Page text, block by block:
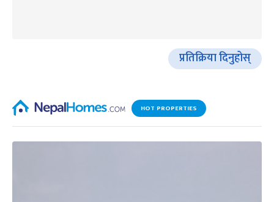
प्रतिक्रिया दिनुहोस्
HOT PROPERTIES